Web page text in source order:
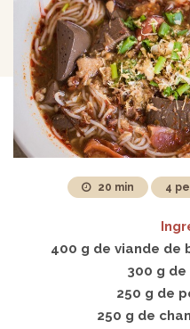
20 min 4
400 g de viande
300 g
250 g de
250 g de